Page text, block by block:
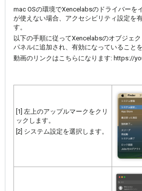
mac OSの環境でXencelabsのドライバーを
が使えない場合、アクセシビリティ設定を
す。
以下の手順に従ってXencelabsのオブジェ
パネルに追加され、有効になっていること
動画のリンクはこちらになります: https://
[1] 左上のアップルマークをクリ
ックします。
[2] システム設定を選択します。